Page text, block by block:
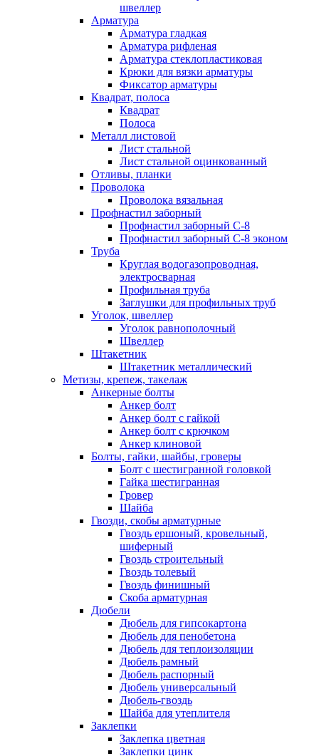
швеллер
Арматура
Арматура гладкая
Арматура рифленая
Арматура стеклопластиковая
Крюки для вязки арматуры
Фиксатор арматуры
Квадрат, полоса
Квадрат
Полоса
Металл листовой
Лист стальной
Лист стальной оцинкованный
Отливы, планки
Проволока
Проволока вязальная
Профнастил заборный
Профнастил заборный С-8
Профнастил заборный С-8 эконом
Труба
Круглая водогазопроводная,
электросварная
Профильная труба
Заглушки для профильных труб
Уголок, швеллер
Уголок равнополочный
Швеллер
Штакетник
Штакетник металлический
Метизы, крепеж, такелаж
Анкерные болты
Анкер болт
Анкер болт с гайкой
Анкер болт с крючком
Анкер клиновой
Болты, гайки, шайбы, гроверы
Болт c шестигранной головкой
Гайка шестигранная
Гровер
Шайба
Гвозди, скобы арматурные
Гвоздь ершоный, кровельный,
шиферный
Гвоздь строительный
Гвоздь толевый
Гвоздь финишный
Скоба арматурная
Дюбели
Дюбель для гипсокартона
Дюбель для пенобетона
Дюбель для теплоизоляции
Дюбель рамный
Дюбель распорный
Дюбель универсальный
Дюбель-гвоздь
Шайба для утеплителя
Заклепки
Заклепка цветная
Заклепки цинк